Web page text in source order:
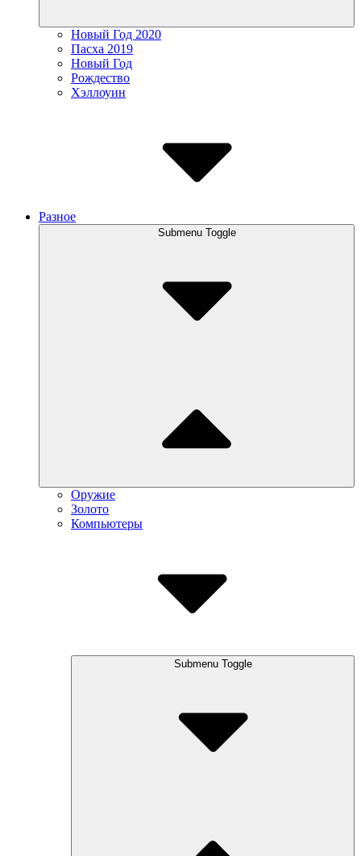
Новый Год 2020
Пасха 2019
Новый Год
Рождество
Хэллоуин
Разное
Submenu Toggle
Оружие
Золото
Компьютеры
Submenu Toggle